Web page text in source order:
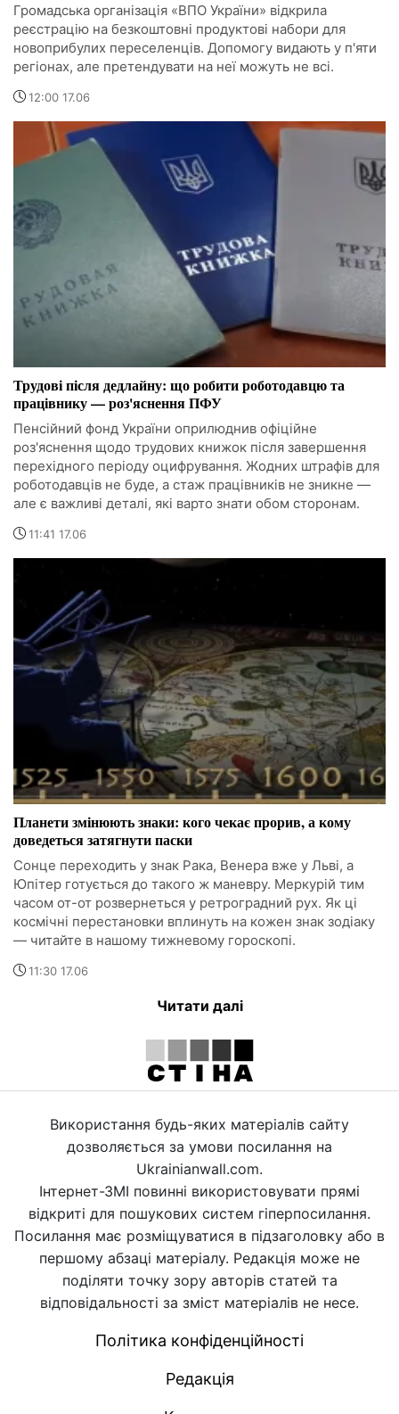
Громадська організація «ВПО України» відкрила
реєстрацію на безкоштовні продуктові набори для
новоприбулих переселенців. Допомогу видають у п'яти
регіонах, але претендувати на неї можуть не всі.
12:00 17.06
Трудові після дедлайну: що робити роботодавцю та
працівнику — роз'яснення ПФУ
Пенсійний фонд України оприлюднив офіційне
роз'яснення щодо трудових книжок після завершення
перехідного періоду оцифрування. Жодних штрафів для
роботодавців не буде, а стаж працівників не зникне —
але є важливі деталі, які варто знати обом сторонам.
11:41 17.06
Планети змінюють знаки: кого чекає прорив, а кому
доведеться затягнути паски
Сонце переходить у знак Рака, Венера вже у Льві, а
Юпітер готується до такого ж маневру. Меркурій тим
часом от-от розвернеться у ретроградний рух. Як ці
космічні перестановки вплинуть на кожен знак зодіаку
— читайте в нашому тижневому гороскопі.
11:30 17.06
Читати далі
Використання будь-яких матеріалів сайту
дозволяється за умови посилання на
Ukrainianwall.com.
Інтернет-ЗМІ повинні використовувати прямі
відкриті для пошукових систем гіперпосилання.
Посилання має розміщуватися в підзаголовку або в
першому абзаці матеріалу. Редакція може не
поділяти точку зору авторів статей та
відповідальності за зміст матеріалів не несе.
Політика конфіденційності
Редакція